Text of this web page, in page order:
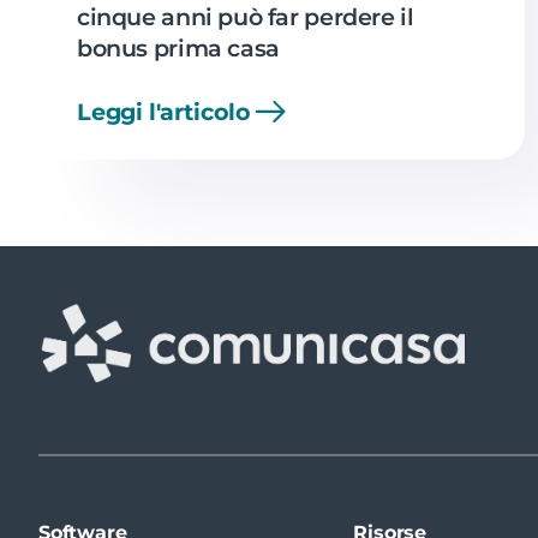
cinque anni può far perdere il
bonus prima casa
Leggi l'articolo
Software Risorse